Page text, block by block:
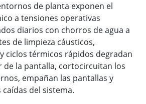
de planta exponen el
a tensiones operativas
diarios con chorros de agua a
de limpieza cáusticos,
ciclos térmicos rápidos degradan
de la pantalla, cortocircuitan los
empañan las pantallas y
del sistema.